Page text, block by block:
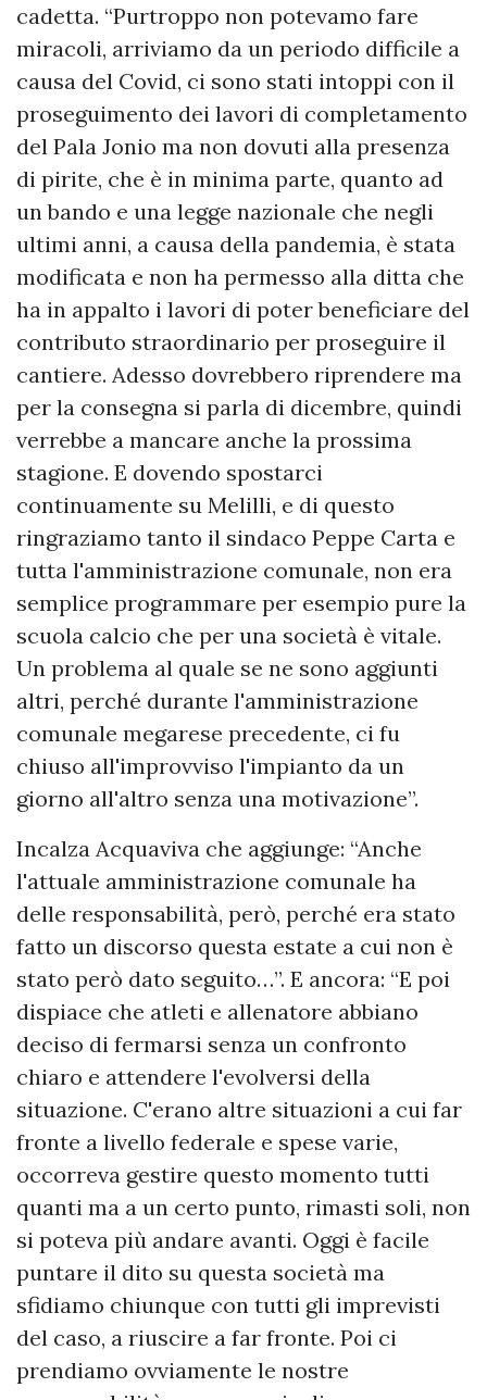
cadetta. “Purtroppo non potevamo fare
miracoli, arriviamo da un periodo difficile a
causa del Covid, ci sono stati intoppi con il
proseguimento dei lavori di completamento
del Pala Jonio ma non dovuti alla presenza
di pirite, che è in minima parte, quanto ad
un bando e una legge nazionale che negli
ultimi anni, a causa della pandemia, è stata
modificata e non ha permesso alla ditta che
ha in appalto i lavori di poter beneficiare del
contributo straordinario per proseguire il
cantiere. Adesso dovrebbero riprendere ma
per la consegna si parla di dicembre, quindi
verrebbe a mancare anche la prossima
stagione. E dovendo spostarci
continuamente su Melilli, e di questo
ringraziamo tanto il sindaco Peppe Carta e
tutta l'amministrazione comunale, non era
semplice programmare per esempio pure la
scuola calcio che per una società è vitale.
Un problema al quale se ne sono aggiunti
altri, perché durante l'amministrazione
comunale megarese precedente, ci fu
chiuso all'improvviso l'impianto da un
giorno all'altro senza una motivazione”.
Incalza Acquaviva che aggiunge: “Anche
l'attuale amministrazione comunale ha
delle responsabilità, però, perché era stato
fatto un discorso questa estate a cui non è
stato però dato seguito…”. E ancora: “E poi
dispiace che atleti e allenatore abbiano
deciso di fermarsi senza un confronto
chiaro e attendere l'evolversi della
situazione. C'erano altre situazioni a cui far
fronte a livello federale e spese varie,
occorreva gestire questo momento tutti
quanti ma a un certo punto, rimasti soli, non
si poteva più andare avanti. Oggi è facile
puntare il dito su questa società ma
sfidiamo chiunque con tutti gli imprevisti
del caso, a riuscire a far fronte. Poi ci
prendiamo ovviamente le nostre